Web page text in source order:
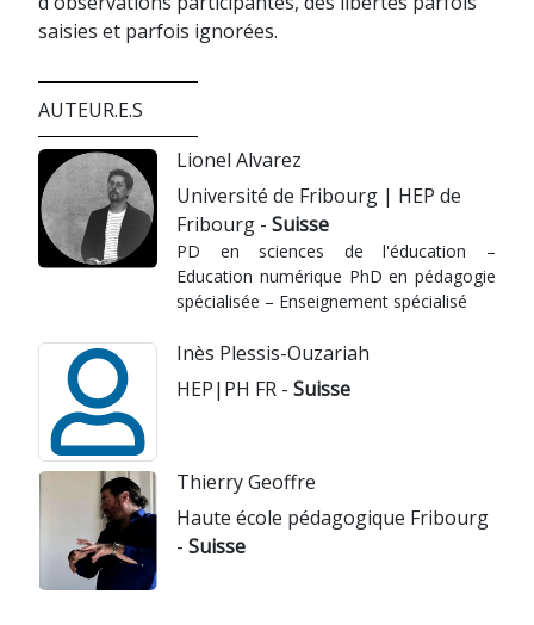
saisies et parfois ignorées.
AUTEUR.E.S
Lionel Alvarez
Université de Fribourg | HEP de
Fribourg - Suisse
PD en sciences de l'éducation –
Education numérique PhD en pédagogie
spécialisée – Enseignement spécialisé
Inès Plessis-Ouzariah
HEP|PH FR - Suisse
Thierry Geoffre
Haute école pédagogique Fribourg
- Suisse